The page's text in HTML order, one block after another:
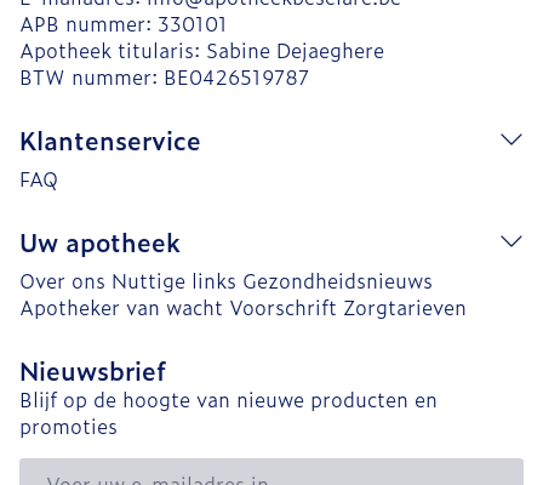
APB nummer: 330101
Apotheek titularis: Sabine Dejaeghere
BTW nummer: BE0426519787
Klantenservice
FAQ
Uw apotheek
Over ons Nuttige links Gezondheidsnieuws
Apotheker van wacht Voorschrift Zorgtarieven
Nieuwsbrief
Blijf op de hoogte van nieuwe producten en
promoties
E-mail adres